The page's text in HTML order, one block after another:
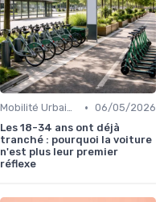
Mobilité Urbaine • 06/05/2026
Les 18-34 ans ont déjà
tranché : pourquoi la voiture
n'est plus leur premier
réflexe